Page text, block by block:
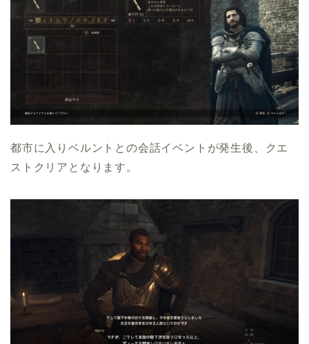
都市に入りベルントとの会話イベントが発生後、クエ
ストクリアとなります。